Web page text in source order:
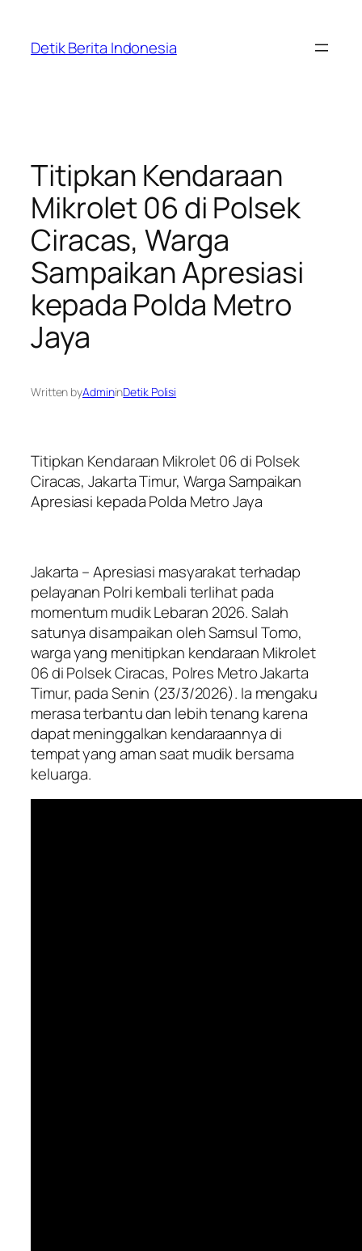
content
Detik Berita Indonesia
Titipkan Kendaraan
Mikrolet 06 di Polsek
Ciracas, Warga
Sampaikan Apresiasi
kepada Polda Metro
Jaya
Written byAdmininDetik Polisi
Titipkan Kendaraan Mikrolet 06 di Polsek
Ciracas, Jakarta Timur, Warga Sampaikan
Apresiasi kepada Polda Metro Jaya
Jakarta – Apresiasi masyarakat terhadap
pelayanan Polri kembali terlihat pada
momentum mudik Lebaran 2026. Salah
satunya disampaikan oleh Samsul Tomo,
warga yang menitipkan kendaraan Mikrolet
06 di Polsek Ciracas, Polres Metro Jakarta
Timur, pada Senin (23/3/2026). Ia mengaku
merasa terbantu dan lebih tenang karena
dapat meninggalkan kendaraannya di
tempat yang aman saat mudik bersama
keluarga.